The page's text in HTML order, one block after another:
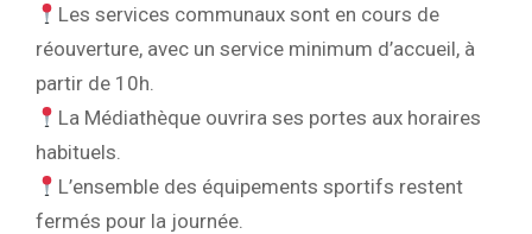
Les services communaux sont en cours de
réouverture, avec un service minimum d’accueil, à
partir de 10h.
La Médiathèque ouvrira ses portes aux horaires
habituels.
L’ensemble des équipements sportifs restent
fermés pour la journée.